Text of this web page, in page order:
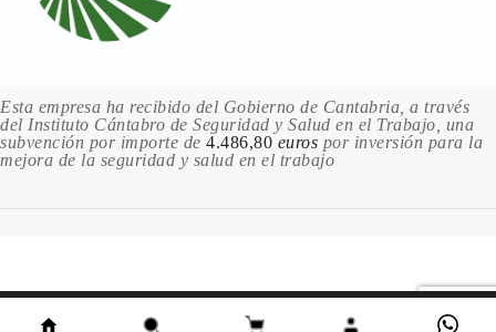
Esta empresa ha recibido del Gobierno de Cantabria, a través
del Instituto Cántabro de Seguridad y Salud en el Trabajo, una
subvención por importe de 4.486,80 euros por inversión para la
mejora de la seguridad y salud en el trabajo
Este sitio utiliza cookies. Al continuar usando este sitio,